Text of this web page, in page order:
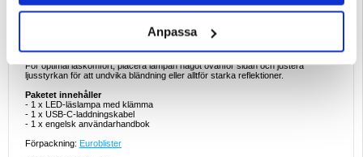
Anpassa
- Varmt ljus föredras ofta för läsning på natten eftersom det skapar en mer
- Lampor med klämfäste är populära bland studenter eftersom de ger
fokuserad belysning utan att ta upp plats på skrivbordet.
För optimal läskomfort, placera lampan något ovanför sidan och justera
ljusstyrkan för att undvika bländning eller alltför starka reflektioner.
Paketet innehåller
- 1 x LED-läslampa med klämma
- 1 x USB-C-laddningskabel
- 1 x engelsk användarhandbok
Förpackning: Euroblister